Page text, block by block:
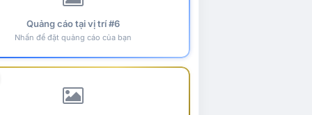
Quảng cáo tại vị trí #6
Nhấn để đặt quảng cáo của bạn